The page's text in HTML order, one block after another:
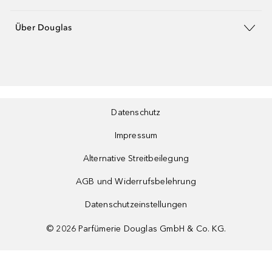
Über Douglas
Datenschutz
Impressum
Alternative Streitbeilegung
AGB und Widerrufsbelehrung
Datenschutzeinstellungen
© 2026 Parfümerie Douglas GmbH & Co. KG.